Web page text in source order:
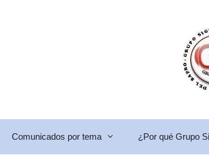
Comunicados por tema ¿Por qué Grupo